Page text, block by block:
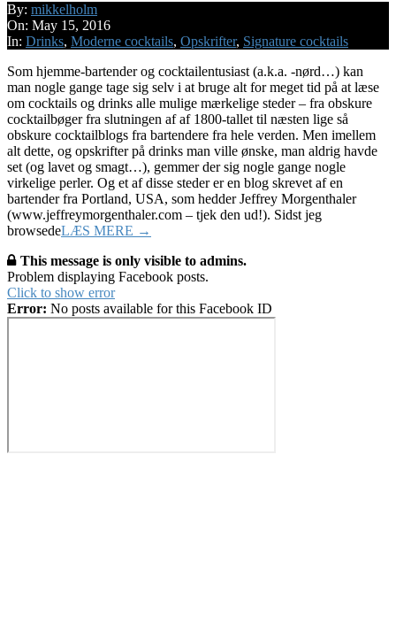
2016-
05-
15
By: mikkelholm
On: May 15, 2016
In: Drinks, Moderne cocktails, Opskrifter, Signature cocktails
Som hjemme-bartender og cocktailentusiast (a.k.a. -nørd…) kan
man nogle gange tage sig selv i at bruge alt for meget tid på at læse
om cocktails og drinks alle mulige mærkelige steder – fra obskure
cocktailbøger fra slutningen af af 1800-tallet til næsten lige så
obskure cocktailblogs fra bartendere fra hele verden. Men imellem
alt dette, og opskrifter på drinks man ville ønske, man aldrig havde
set (og lavet og smagt…), gemmer der sig nogle gange nogle
virkelige perler. Og et af disse steder er en blog skrevet af en
bartender fra Portland, USA, som hedder Jeffrey Morgenthaler
(www.jeffreymorgenthaler.com – tjek den ud!). Sidst jeg
browsedeLÆS MERE →
This message is only visible to admins.
Problem displaying Facebook posts.
Click to show error
Error: No posts available for this Facebook ID